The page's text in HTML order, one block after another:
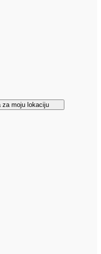
za moju lokaciju